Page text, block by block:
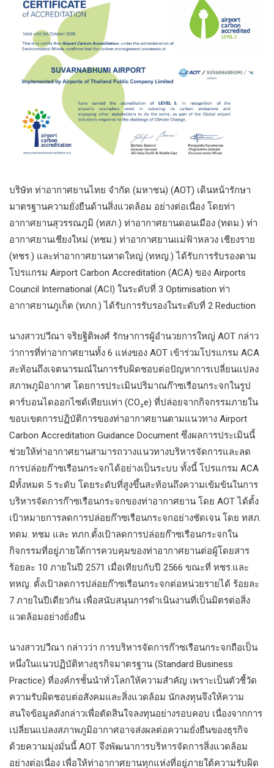
บริษัท ท่าอากาศยานไทย จำกัด (มหาชน) (AOT) เดินหน้ารักษา
มาตรฐานความยั่งยืนด้านสิ่งแวดล้อม อย่างต่อเนื่อง โดยท่า
อากาศยานสุวรรณภูมิ (ทสภ.) ท่าอากาศยานดอนเมือง (ทดม.) ท่า
อากาศยานเชียงใหม่ (ทชม.) ท่าอากาศยานแม่ฟ้าหลวง เชียงราย
(ทชร.) และท่าอากาศยานหาดใหญ่ (ทหญ.) ได้รับการรับรองตาม
โปรแกรม Airport Carbon Accreditation (ACA) ของ Airports
Council International (ACI) ในระดับที่ 3 Optimisation ท่า
อากาศยานภูเก็ต (ทภก.) ได้รับการรับรองในระดับที่ 2 Reduction
นางสาวปวีณา จริยฐิติพงศ์ รักษาการผู้อำนวยการใหญ่ AOT กล่าว
ว่าการที่ท่าอากาศยานทั้ง 6 แห่งของ AOT เข้าร่วมโปรแกรม ACA
สะท้อนถึงเจตนารมณ์ในการรับผิดชอบต่อปัญหาการเปลี่ยนแปลง
สภาพภูมิอากาศ โดยการประเมินปริมาณก๊าซเรือนกระจกในรูป
คาร์บอนไดออกไซด์เทียบเท่า (CO₂e) ที่ปล่อยจากกิจกรรมภายใน
ขอบเขตการปฏิบัติการของท่าอากาศยานตามแนวทาง Airport
Carbon Accreditation Guidance Document ซึ่งผลการประเมินนี้
ช่วยให้ท่าอากาศยานสามารถวางแนวทางบริหารจัดการและลด
การปล่อยก๊าซเรือนกระจกได้อย่างเป็นระบบ ทั้งนี้ โปรแกรม ACA
มีทั้งหมด 5 ระดับ โดยระดับที่สูงขึ้นสะท้อนถึงความเข้มข้นในการ
บริหารจัดการก๊าซเรือนกระจกของท่าอากาศยาน โดย AOT ได้ตั้ง
เป้าหมายการลดการปล่อยก๊าซเรือนกระจกอย่างชัดเจน โดย ทสภ.
ทดม. ทชม และ ทภก.ตั้งเป้าลดการปล่อยก๊าซเรือนกระจกใน
กิจกรรมที่อยู่ภายใต้การควบคุมของท่าอากาศยานต่อผู้โดยสาร
ร้อยละ 10 ภายในปี 2571 เมื่อเทียบกับปี 2566 ขณะที่ ทชร.และ
ทหญ. ตั้งเป้าลดการปล่อยก๊าซเรือนกระจกต่อหน่วยรายได้ ร้อยละ
7 ภายในปีเดียวกัน เพื่อสนับสนุนการดำเนินงานที่เป็นมิตรต่อสิ่ง
แวดล้อมอย่างยั่งยืน
นางสาวปวีณา กล่าวว่า การบริหารจัดการก๊าซเรือนกระจกถือเป็น
หนึ่งในแนวปฏิบัติทางธุรกิจมาตรฐาน (Standard Business
Practice) ที่องค์กรชั้นนำทั่วโลกให้ความสำคัญ เพราะเป็นตัวชี้วัด
ความรับผิดชอบต่อสังคมและสิ่งแวดล้อม นักลงทุนจึงให้ความ
สนใจข้อมูลดังกล่าวเพื่อตัดสินใจลงทุนอย่างรอบคอบ เนื่องจากการ
เปลี่ยนแปลงสภาพภูมิอากาศอาจส่งผลต่อความยั่งยืนของธุรกิจ
ด้วยความมุ่งมั่นนี้ AOT จึงพัฒนาการบริหารจัดการสิ่งแวดล้อม
อย่างต่อเนื่อง เพื่อให้ท่าอากาศยานทุกแห่งที่อยู่ภายใต้ความรับผิด